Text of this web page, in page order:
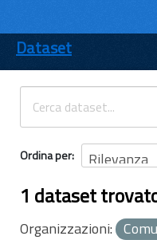
ENTI
TEMI
INFORMAZIONI
Dataset
Ordina per
1 dataset
Organizzazioni: